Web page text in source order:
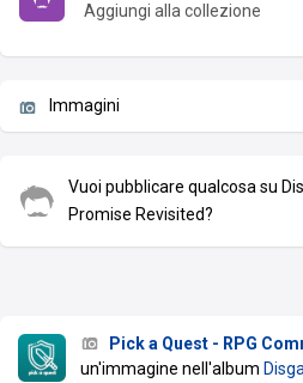
Aggiungi alla collezione
Immagini
Vuoi pubblicare qualcosa su
Promise Revisited?
Pick a Quest - RPG
un'immagine nell'album